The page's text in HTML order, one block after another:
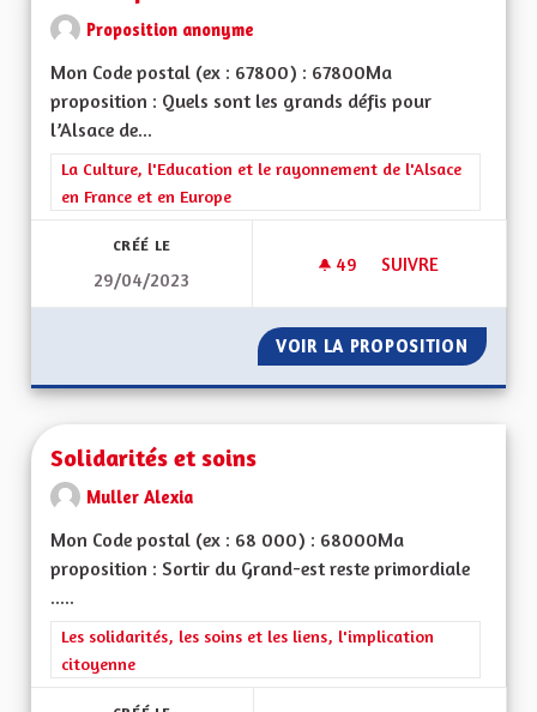
Proposition anonyme
Mon Code postal (ex : 67800) : 67800Ma
proposition : Quels sont les grands défis pour
l’Alsace de...
Filtrer les résultats de la catégorie : La Culture, l'Education et
La Culture, l'Education et le rayonnement de l'Alsace
en France et en Europe
CRÉÉ LE
29/04/2023
49 49 ABONNÉS
SUIVRE
VOIR LA PROPOSITION
Solidarités et soins
Muller Alexia
Mon Code postal (ex : 68 000) : 68000Ma
proposition : Sortir du Grand-est reste primordiale
.....
Filtrer les résultats de la catégorie : Les solidarités, les soins
Les solidarités, les soins et les liens, l'implication
citoyenne